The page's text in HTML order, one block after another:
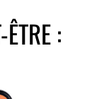
: